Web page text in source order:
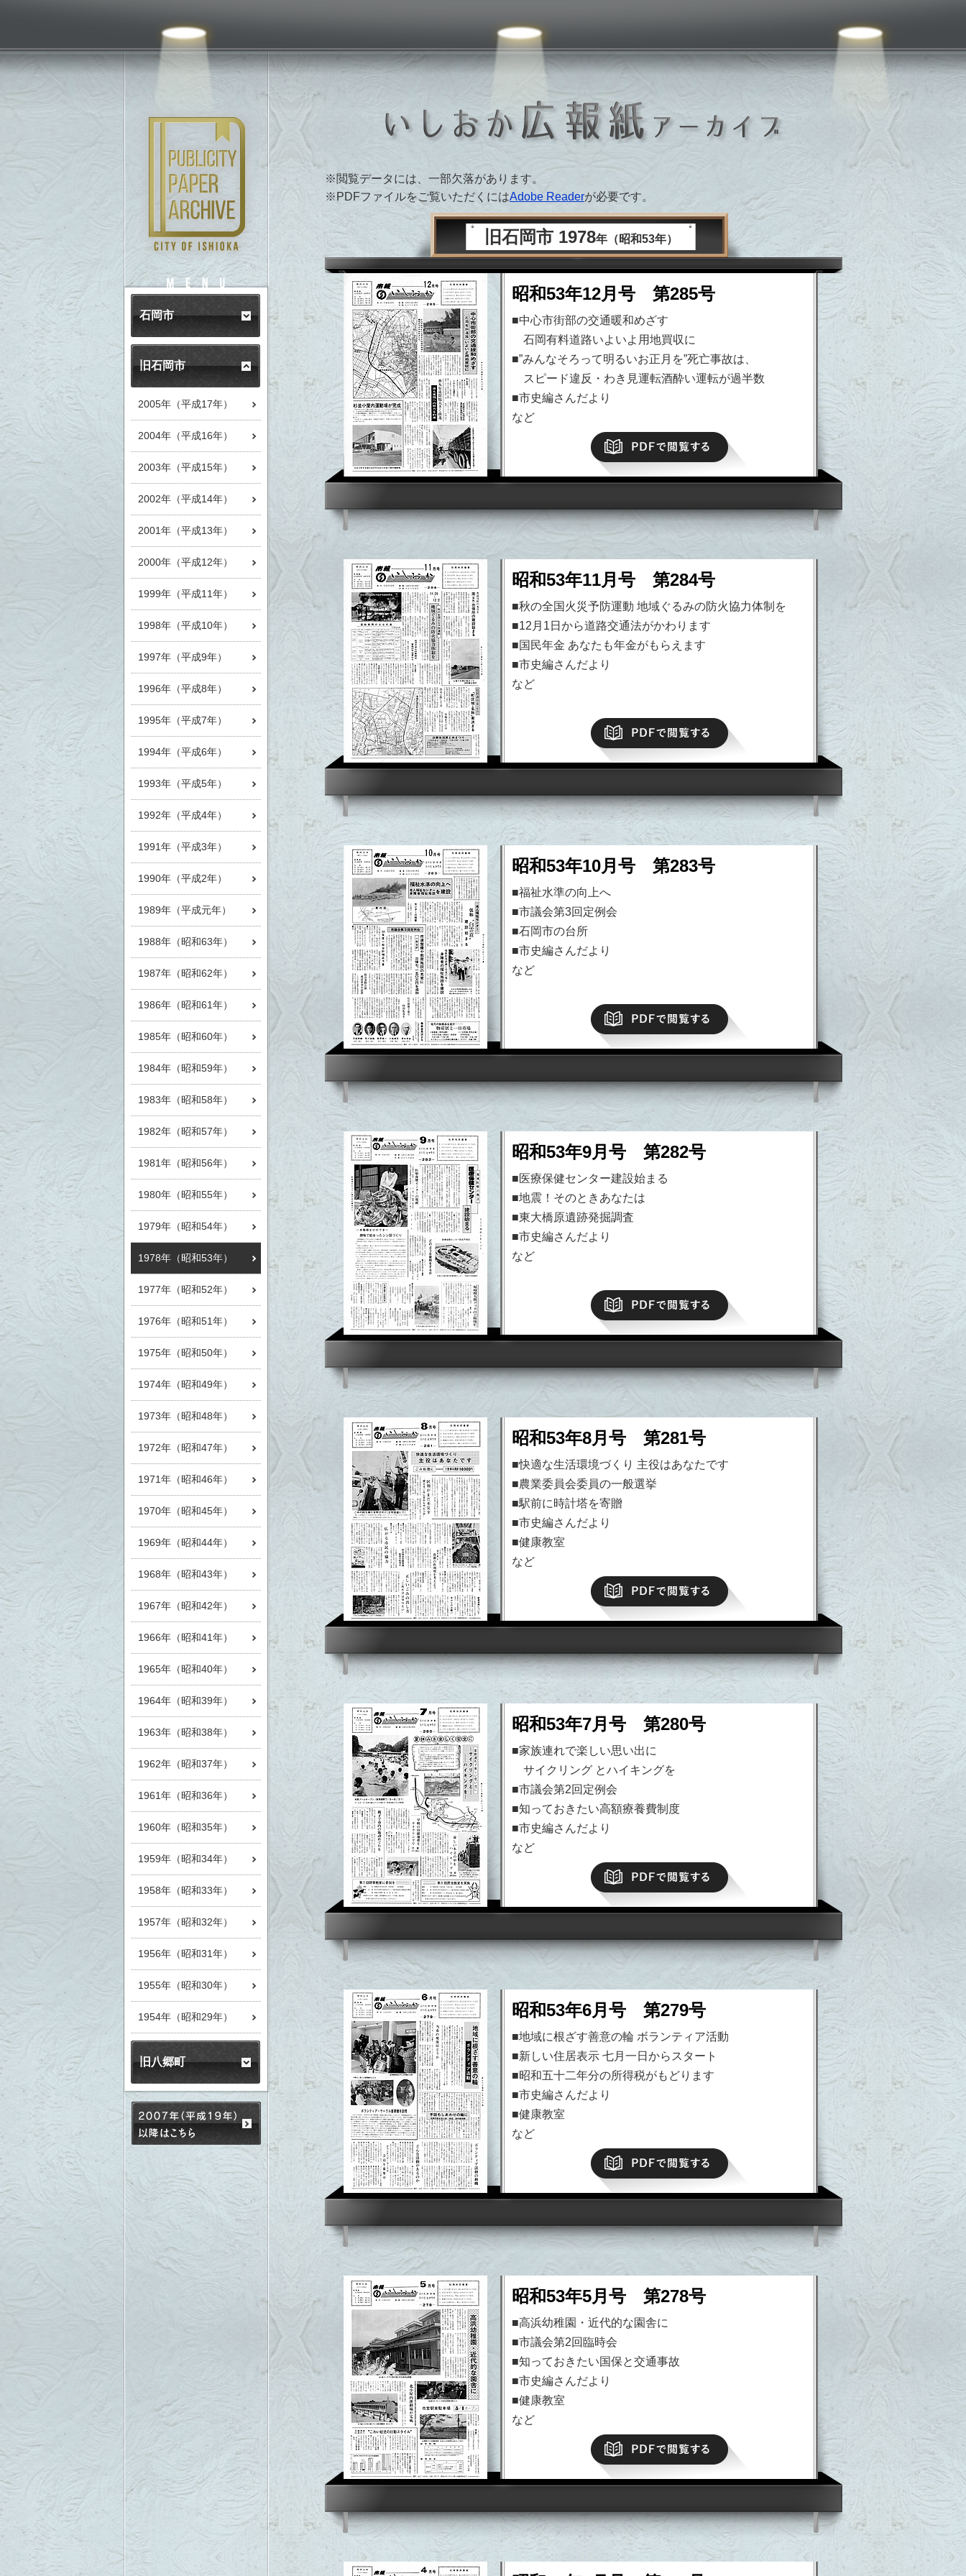
いしおか広報紙アーカイブ
※閲覧データには、一部欠落があります。
※PDFファイルをご覧いただくにはAdobe Readerが必要です。
PUBLICITY PAPER ARCHIVE
旧石岡市 1978年（昭和53年）
MENU
石岡市
旧石岡市
2005年（平成17年）
2004年（平成16年）
2003年（平成15年）
2002年（平成14年）
2001年（平成13年）
2000年（平成12年）
1999年（平成11年）
1998年（平成10年）
1997年（平成9年）
1996年（平成8年）
1995年（平成7年）
1994年（平成6年）
1993年（平成5年）
1992年（平成4年）
1991年（平成3年）
1990年（平成2年）
1989年（平成元年）
1988年（昭和63年）
1987年（昭和62年）
1986年（昭和61年）
1985年（昭和60年）
1984年（昭和59年）
1983年（昭和58年）
1982年（昭和57年）
1981年（昭和56年）
1980年（昭和55年）
1979年（昭和54年）
1978年（昭和53年）
1977年（昭和52年）
1976年（昭和51年）
1975年（昭和50年）
1974年（昭和49年）
1973年（昭和48年）
1972年（昭和47年）
1971年（昭和46年）
1970年（昭和45年）
1969年（昭和44年）
1968年（昭和43年）
1967年（昭和42年）
1966年（昭和41年）
1965年（昭和40年）
1964年（昭和39年）
1963年（昭和38年）
1962年（昭和37年）
1961年（昭和36年）
1960年（昭和35年）
1959年（昭和34年）
1958年（昭和33年）
1957年（昭和32年）
1956年（昭和31年）
1955年（昭和30年）
1954年（昭和29年）
旧八郷町
2007年（平成19年）以降はこちら
昭和53年12月号 第285号
■中心市街部の交通暖和めざす
石岡有料道路いよいよ用地買収に
■”みんなそろって明るいお正月を”死亡事故は、
スピード違反・わき見運転酒酔い運転が過半数
■市史編さんだより
など
PDFで閲覧する
昭和53年11月号 第284号
■秋の全国火災予防運動 地域ぐるみの防火協力体制を
■12月1日から道路交通法がかわります
■国民年金 あなたも年金がもらえます
■市史編さんだより
など
PDFで閲覧する
昭和53年10月号 第283号
■福祉水準の向上へ
■市議会第3回定例会
■石岡市の台所
■市史編さんだより
など
PDFで閲覧する
昭和53年9月号 第282号
■医療保健センター建設始まる
■地震！そのときあなたは
■東大橋原遺跡発掘調査
■市史編さんだより
など
PDFで閲覧する
昭和53年8月号 第281号
■快適な生活環境づくり 主役はあなたです
■農業委員会委員の一般選挙
■駅前に時計塔を寄贈
■市史編さんだより
■健康教室
など
PDFで閲覧する
昭和53年7月号 第280号
■家族連れで楽しい思い出に
サイクリング とハイキングを
■市議会第2回定例会
■知っておきたい高額療養費制度
■市史編さんだより
など
PDFで閲覧する
昭和53年6月号 第279号
■地域に根ざす善意の輪 ボランティア活動
■新しい住居表示 七月一日からスタート
■昭和五十二年分の所得税がもどります
■市史編さんだより
■健康教室
など
PDFで閲覧する
昭和53年5月号 第278号
■高浜幼稚園・近代的な園舎に
■市議会第2回臨時会
■知っておきたい国保と交通事故
■市史編さんだより
■健康教室
など
PDFで閲覧する